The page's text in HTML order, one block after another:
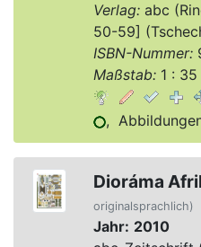
Verlag:abc
50-59]
ISBN-Nummer:
Maßstab:1 : 35
,
Dioráma
originalsprachlich)
Jahr: 2010